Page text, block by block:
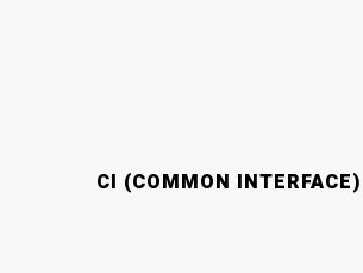
CI (COMMON INTERFACE)